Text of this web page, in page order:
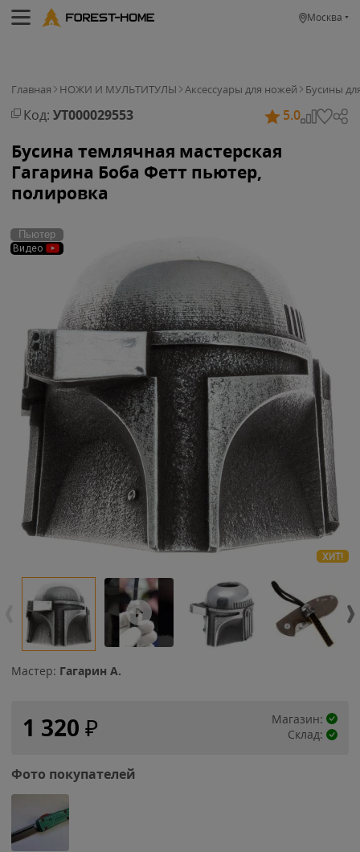
Москва
Главная НОЖИ И МУЛЬТИТУЛЫ Аксессуары для ножей Бусины
Код: УТ000029553 5.0
Бусина темлячная мастерская
Гагарина Боба Фетт пьютер,
полировка
Пьютер
Видео
ХИТ!
Мастер: Гагарин А.
1 320 ₽
Магазин:
Склад:
Фото покупателей